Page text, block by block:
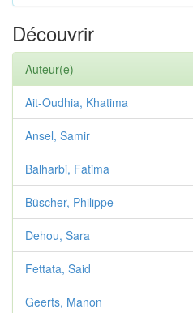
Découvrir
Auteur(e)
Ait-Oudhia, Khatima
Ansel, Samir
Balharbi, Fatima
Büscher, Philippe
Dehou, Sara
Fettata, Said
Geerts, Manon